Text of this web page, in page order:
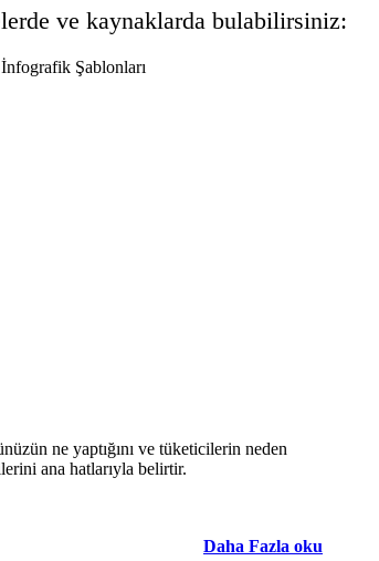
ve kaynaklarda bulabilirsiniz:
ne yaptığını ve tüketicilerin neden
ana hatlarıyla belirtir.
Daha Fazla oku